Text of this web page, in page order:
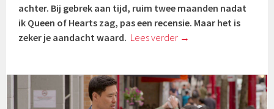
achter. Bij gebrek aan tijd, ruim twee maanden nadat
ik Queen of Hearts zag, pas een recensie. Maar het is
zeker je aandacht waard. Lees verder →